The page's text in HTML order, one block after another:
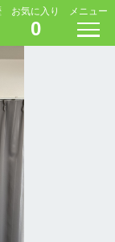
お気に入り
0
メニュー